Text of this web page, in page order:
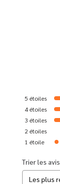
5 étoiles
4étoiles
3 étoiles
2étoiles
1 étoile
Trier les avis